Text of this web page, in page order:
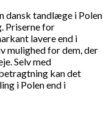
dansk tandlæge i Polen
Priserne for
lavere end i
mulighed for dem, der
Selv med
kan det
i Polen end i